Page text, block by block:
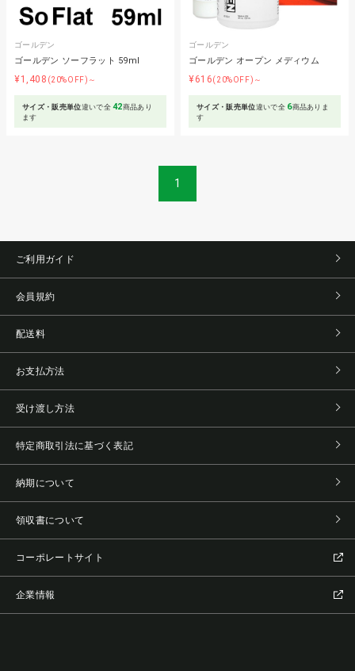
ゴールデン
ゴールデン ソーフラット 59ml
¥1,408 (20%OFF)～
サイズ・販売単位違いで全42商品あり
ます
ゴールデン
ゴールデン オープン メディウム
¥616(20%OFF)～
サイズ・販売単位違いで全 6商品ありま
す
1
ご利用ガイド
会員規約
配送料
お支払方法
受け渡し方法
特定商取引法に基づく表記
納期について
領収書について
コーポレートサイト
企業情報